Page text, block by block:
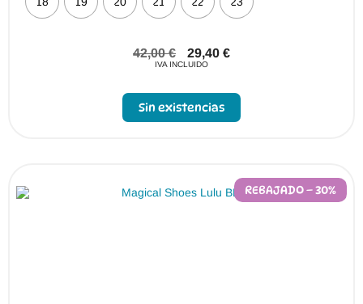
42,00€ 29,40 €
IVA INCLUIDO
Sin existencias
REBAJADO – 30%